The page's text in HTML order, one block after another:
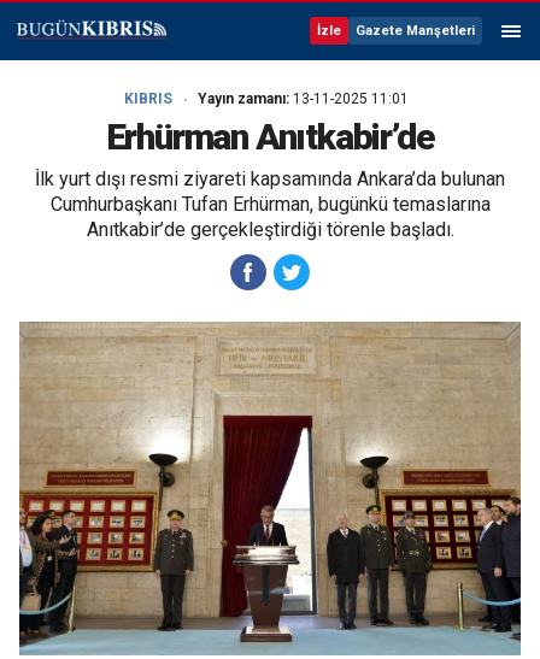
İzle Gazete Manşetleri
KIBRIS Yayın zamanı: 13-11-2025 11:01
Erhürman Anıtkabir’de
İlk yurt dışı resmi ziyareti kapsamında Ankara’da bulunan
Cumhurbaşkanı Tufan Erhürman, bugünkü temaslarına
Anıtkabir’de gerçekleştirdiği törenle başladı.